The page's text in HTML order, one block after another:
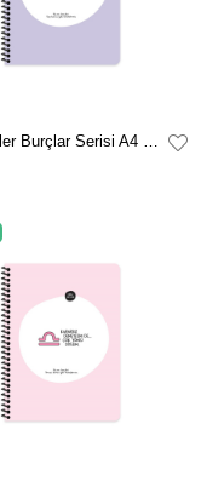
Hisli Şeyler Burçlar Serisi A4 Çizgili Stickerli Defter - Uçarı Demeyelim De Enerjisi Yüksek Diyelim